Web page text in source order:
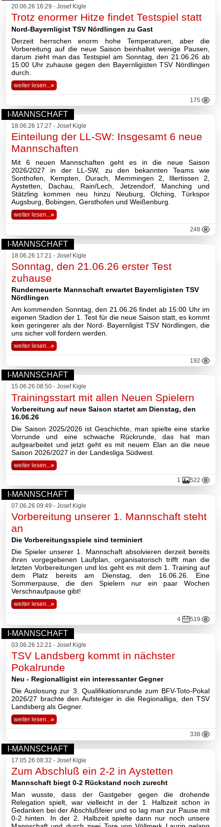
20.06.26 16:29 - Josef Kigle
Trotz enormer Hitze findet Testspiel statt
Nord-Bayernligist TSV Nördlingen zu Gast
Derzeit herrschen enorm hohe Temperaturen, aber die
Vorbereitung auf die neue Saison beinhaltet wenige Pausen,
darum zieht man das Testspiel am Sonntag, den 21.06.26 ab
15:00 Uhr zuhause gegen den Bayernligisten TSV Nördlingen
durch.
weiter lesen... »
175
I-MANNSCHAFT
18.06.26 17:27 - Josef Kigle
Einteilung der LL-SW: Insgesamt 6 neue
Mannschaften
Mit 6 neuen Mannschaften geht es in die neue Saison
2026/2027 in der LL-SW, zu den bekannten Teams wie
Sonthofen, Kempten, Durach, Memmingen 2, Illertissen 2,
Aystetten, Dachau, Rain/Lech, Jetzendorf, Manching und
Stätzling kommen neu hinzu Neuburg, Olching, Türkspor
Augsburg, Bobingen, Gersthofen und Weißenburg.
weiter lesen...»
248
I-MANNSCHAFT
18.06.26 17:21 - Josef Kigle
Sonntag, den 21.06.26 erster Test
zuhause
Runderneuerte Mannschaft erwartet Bayernligisten TSV
Nördlingen
Am kommenden Sonntag, den 21.06.26 findet ab 15:00 Uhr im
eigenen Stadion der 1. Test für die neue Saison statt, es kommt
kein geringerer als der Nord- Bayernligist TSV Nördlingen, die
uns sicher voll fordern werden.
weiter lesen...»
192
I-MANNSCHAFT
15.06.26 08:50 - Josef Kigle
Trainingsstart mit allen Neuen Spielern
Vorbereitung auf neue Saison startet am Dienstag, den
16.06.26
Die Saison 2025/2026 ist Geschichte, man spielte eine starke
Vorrunde und eine schwache Rückrunde, das hat man
aufgearbeitet und jetzt geht es mit neuem Elan an die neue
Saison 2026/2027 in der Landesliga Südwest.
weiter lesen... »
1 522
I-MANNSCHAFT
07.06.26 09:49 - Josef Kigle
Vorbereitung unserer 1. Mannschaft steht
an
Die Vorbereitungsspiele sind terminiert
Die Spieler unserer 1. Mannschaft absolvieren derzeit bereits
ihren vorgegebenen Laufplan, organisatorisch trifft man die
letzten Vorbereitungen und los geht es mit dem 1. Training auf
dem Platz bereits am Dienstag, den 16.06.26. Eine
Sommerpause, die den Spielern nur ein paar Wochen
Verschnaufpause gibt!
weiter lesen...»
4 519
I-MANNSCHAFT
03.06.26 12:21 - Josef Kigle
TSV Landsberg kommt in nächster
Pokalrunde
Neu - Regionalligist ein interessanter Gegner
Die Auslosung zur 3. Qualifikationsrunde zum BFV-Toto-Pokal
2026/27 brachte den Aufsteiger in die Regionalliga, den TSV
Landsberg als Gegner.
weiter lesen...»
338
I-MANNSCHAFT
17.05.26 08:32 - Josef Kigle
Zum Abschluß ein 2-2 in Aystetten
Mannschaft biegt 0-2 Rückstand noch zurecht
Man wusste, dass der Gastgeber gegen die drohende
Relegation spielt, war vielleicht in der 1. Halbzeit schon in
Gedanken bei der Abschlußfeier und so lag man zur Pause mit
0-2 hinten. In der 2. Halbzeit spielte dann nur noch unsere